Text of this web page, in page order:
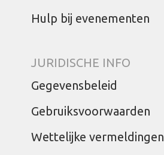
Hulp bij evenementen
JURIDISCHE INFO
Gegevensbeleid
Gebruiksvoorwaarden
Wettelijke vermeldingen